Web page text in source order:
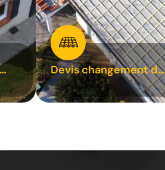
Devis changement de
tuile 31